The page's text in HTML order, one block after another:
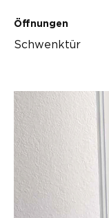
Öffnungen
Schwenktür